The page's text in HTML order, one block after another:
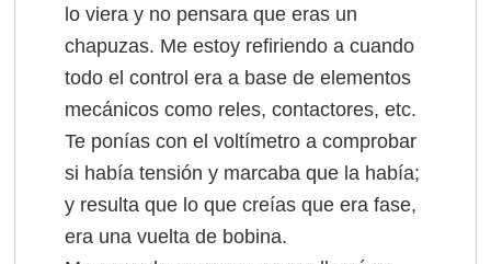
lo viera y no pensara que eras un
chapuzas. Me estoy refiriendo a cuando
todo el control era a base de elementos
mecánicos como reles, contactores, etc.
Te ponías con el voltímetro a comprobar
si había tensión y marcaba que la había;
y resulta que lo que creías que era fase,
era una vuelta de bobina.